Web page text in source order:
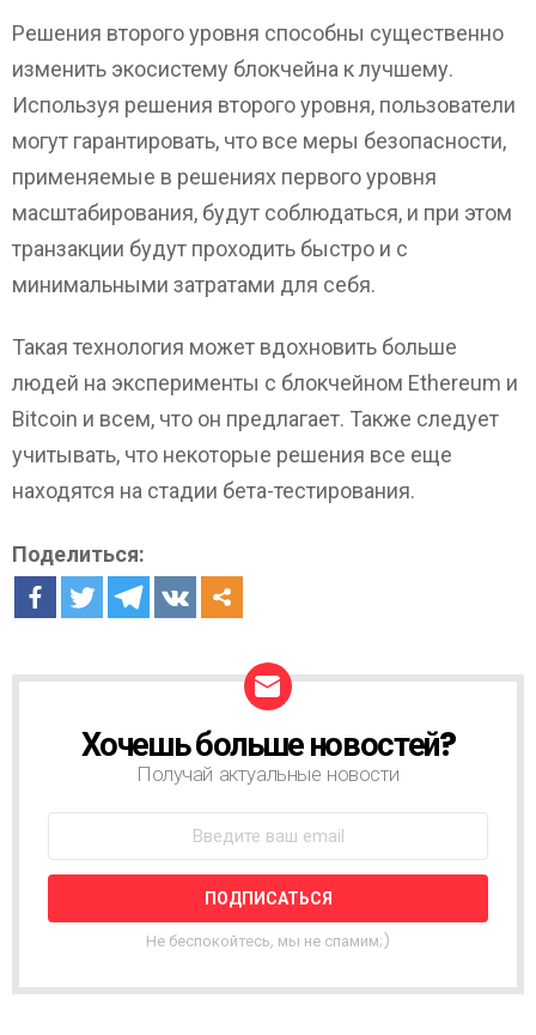
Решения второго уровня способны существенно
изменить экосистему блокчейна к лучшему.
Используя решения второго уровня, пользователи
могут гарантировать, что все меры безопасности,
применяемые в решениях первого уровня
масштабирования, будут соблюдаться, и при этом
транзакции будут проходить быстро и с
минимальными затратами для себя.
Такая технология может вдохновить больше
людей на эксперименты с блокчейном Ethereum и
Bitcoin и всем, что он предлагает. Также следует
учитывать, что некоторые решения все еще
находятся на стадии бета-тестирования.
Поделиться:
О
Т
Н
Я
С
Хочешь больше новостей?
Получай актуальные новости
Не беспокойтесь, мы не спамим;)